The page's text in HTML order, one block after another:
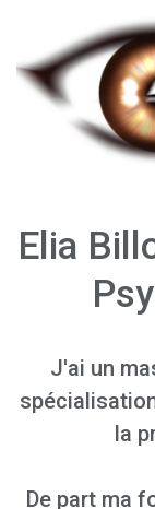
Elia
J'ai un
la
De part ma